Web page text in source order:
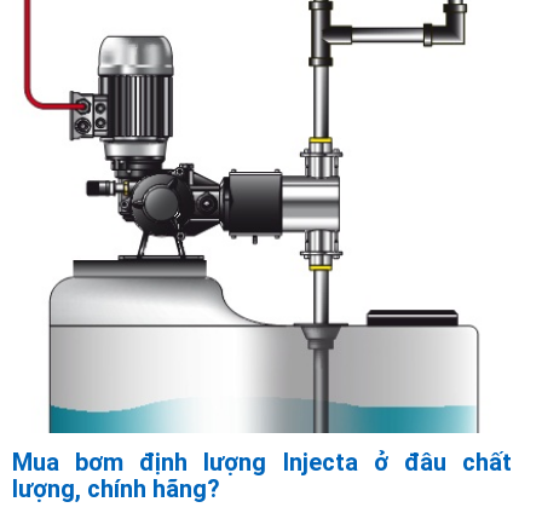
Mua bơm định lượng Injecta ở đâu chất
lượng, chính hãng?